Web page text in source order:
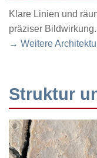
Klare Linien und
präziser Bildwirkung.
→ Weitere
Struktur